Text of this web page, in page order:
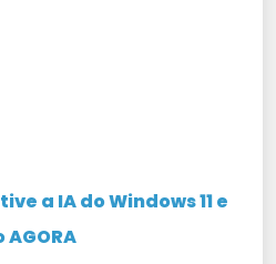
a IA do Windows 11 e